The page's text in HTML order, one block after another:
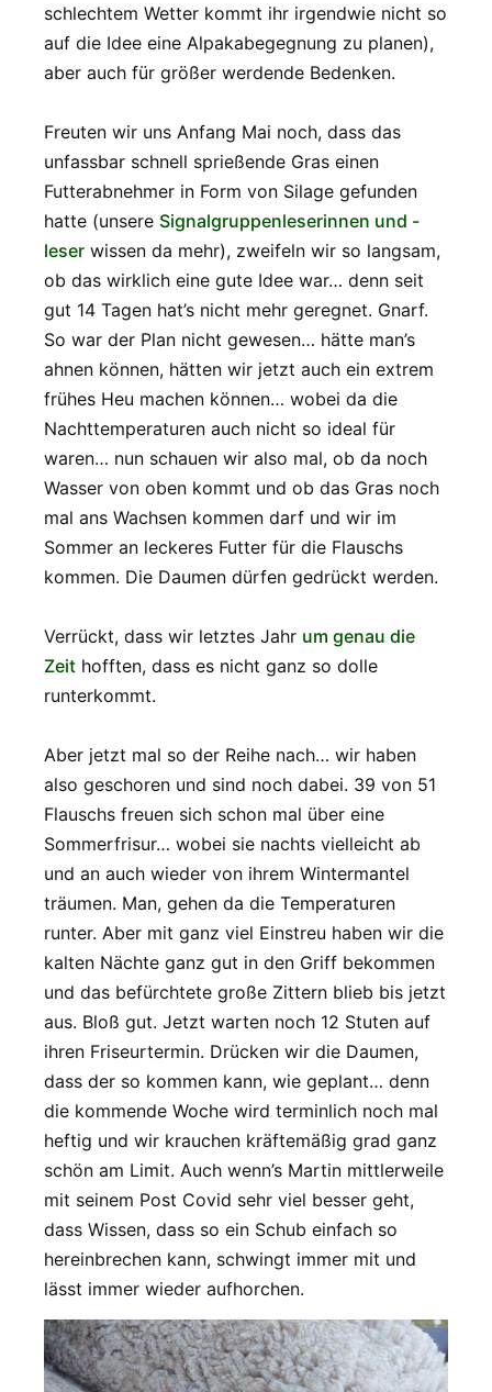
schlechtem Wetter kommt ihr irgendwie nicht so
auf die Idee eine Alpakabegegnung zu planen),
aber auch für größer werdende Bedenken.
Freuten wir uns Anfang Mai noch, dass das
unfassbar schnell sprießende Gras einen
Futterabnehmer in Form von Silage gefunden
hatte (unsere Signalgruppenleserinnen und -
leser wissen da mehr), zweifeln wir so langsam,
ob das wirklich eine gute Idee war… denn seit
gut 14 Tagen hat’s nicht mehr geregnet. Gnarf.
So war der Plan nicht gewesen… hätte man’s
ahnen können, hätten wir jetzt auch ein extrem
frühes Heu machen können… wobei da die
Nachttemperaturen auch nicht so ideal für
waren… nun schauen wir also mal, ob da noch
Wasser von oben kommt und ob das Gras noch
mal ans Wachsen kommen darf und wir im
Sommer an leckeres Futter für die Flauschs
kommen. Die Daumen dürfen gedrückt werden.
Verrückt, dass wir letztes Jahr um genau die
Zeit hofften, dass es nicht ganz so dolle
runterkommt.
Aber jetzt mal so der Reihe nach… wir haben
also geschoren und sind noch dabei. 39 von 51
Flauschs freuen sich schon mal über eine
Sommerfrisur… wobei sie nachts vielleicht ab
und an auch wieder von ihrem Wintermantel
träumen. Man, gehen da die Temperaturen
runter. Aber mit ganz viel Einstreu haben wir die
kalten Nächte ganz gut in den Griff bekommen
und das befürchtete große Zittern blieb bis jetzt
aus. Bloß gut. Jetzt warten noch 12 Stuten auf
ihren Friseurtermin. Drücken wir die Daumen,
dass der so kommen kann, wie geplant… denn
die kommende Woche wird terminlich noch mal
heftig und wir krauchen kräftemäßig grad ganz
schön am Limit. Auch wenn’s Martin mittlerweile
mit seinem Post Covid sehr viel besser geht,
dass Wissen, dass so ein Schub einfach so
hereinbrechen kann, schwingt immer mit und
lässt immer wieder aufhorchen.